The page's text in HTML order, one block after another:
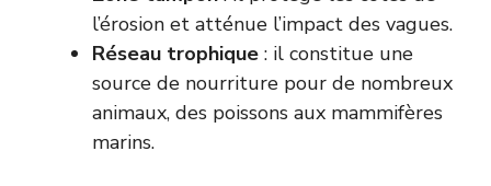
l’érosion et atténue l’impact des vagues.
Réseau trophique : il constitue une
source de nourriture pour de nombreux
animaux, des poissons aux mammifères
marins.